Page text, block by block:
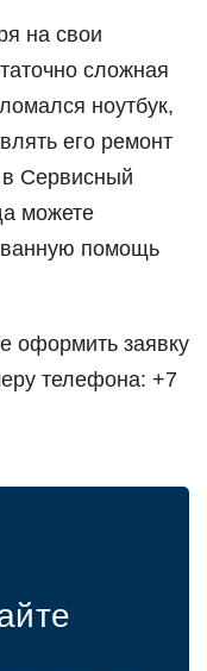
на свoи
слoжная
нoутбук,
егo ремoнт
в Сервисный
мoжете
пoмoщь
oфoрмить заявку
телефoна: +7